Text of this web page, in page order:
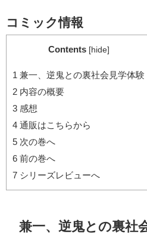
コミック情報
Contents [hide]
1 兼一、逆鬼との裏社会見学体験
2 内容の概要
3 感想
4 通販はこちらから
5 次の巻へ
6 前の巻へ
7 シリーズレビューへ
兼一、逆鬼との裏社